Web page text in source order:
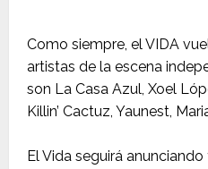
Como siempre, el VIDA
artistas de la escena
son La Casa Azul, Xoel
Killin’ Cactuz, Yaunest,
El Vida seguirá